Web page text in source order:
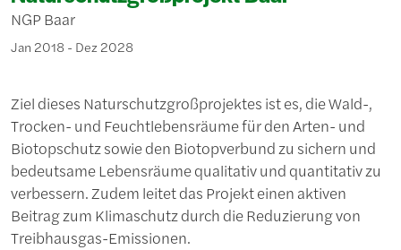
NGP Baar
Jan 2018 - Dez 2028
Ziel dieses Naturschutzgroßprojektes ist es, die Wald-,
Trocken- und Feuchtlebensräume für den Arten- und
Biotopschutz sowie den Biotopverbund zu sichern und
bedeutsame Lebensräume qualitativ und quantitativ zu
verbessern. Zudem leitet das Projekt einen aktiven
Beitrag zum Klimaschutz durch die Reduzierung von
Treibhausgas-Emissionen.